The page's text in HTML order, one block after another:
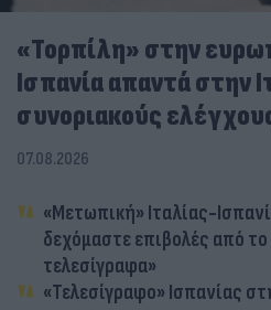
«Τορπίλη» στην
Ισπανία απαντά στην
συνοριακούς
07.08.2026
«Μετωπική» Ιταλίας-
δεχόμαστε επιβολές από
τελεσίγραφα»
«Τελεσίγραφο» Ισπανίας